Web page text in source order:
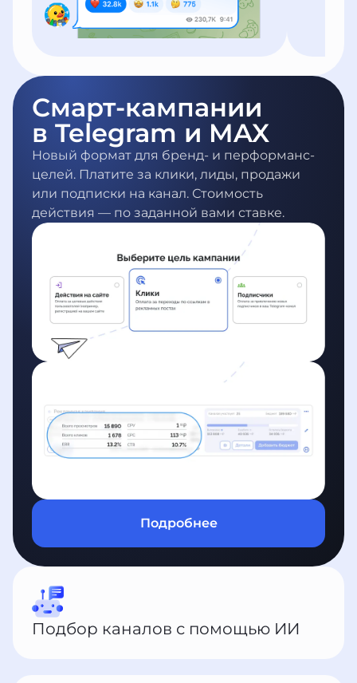
Смарт-кампании
в Telegram и MAX
Новый формат для бренд- и перформанс-
целей. Платите за клики, лиды, продажи
или подписки на канал. Стоимость
действия — по заданной вами ставке.
Подробнее
Подбор каналов с помощью ИИ